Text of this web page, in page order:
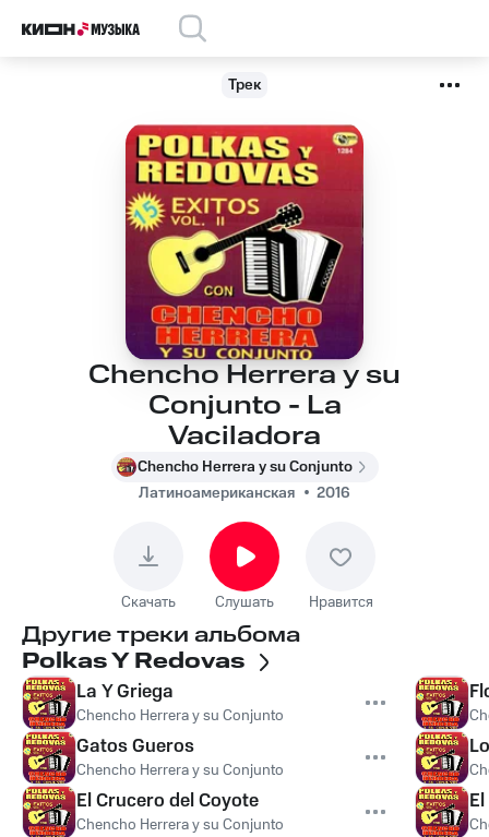
Трек
Chencho Herrera y su
Conjunto - La
Vaciladora
Chencho Herrera y su Conjunto
Латиноамериканская
2016
Скачать Слушать Нравится
Другие треки альбома
Polkas Y Redovas
La Y Griega
Chencho Herrera y su Conjunto
Gatos Gueros
Chencho Herrera y su Conjunto
El Crucero del Coyote
Chencho Herrera y su Conjunto